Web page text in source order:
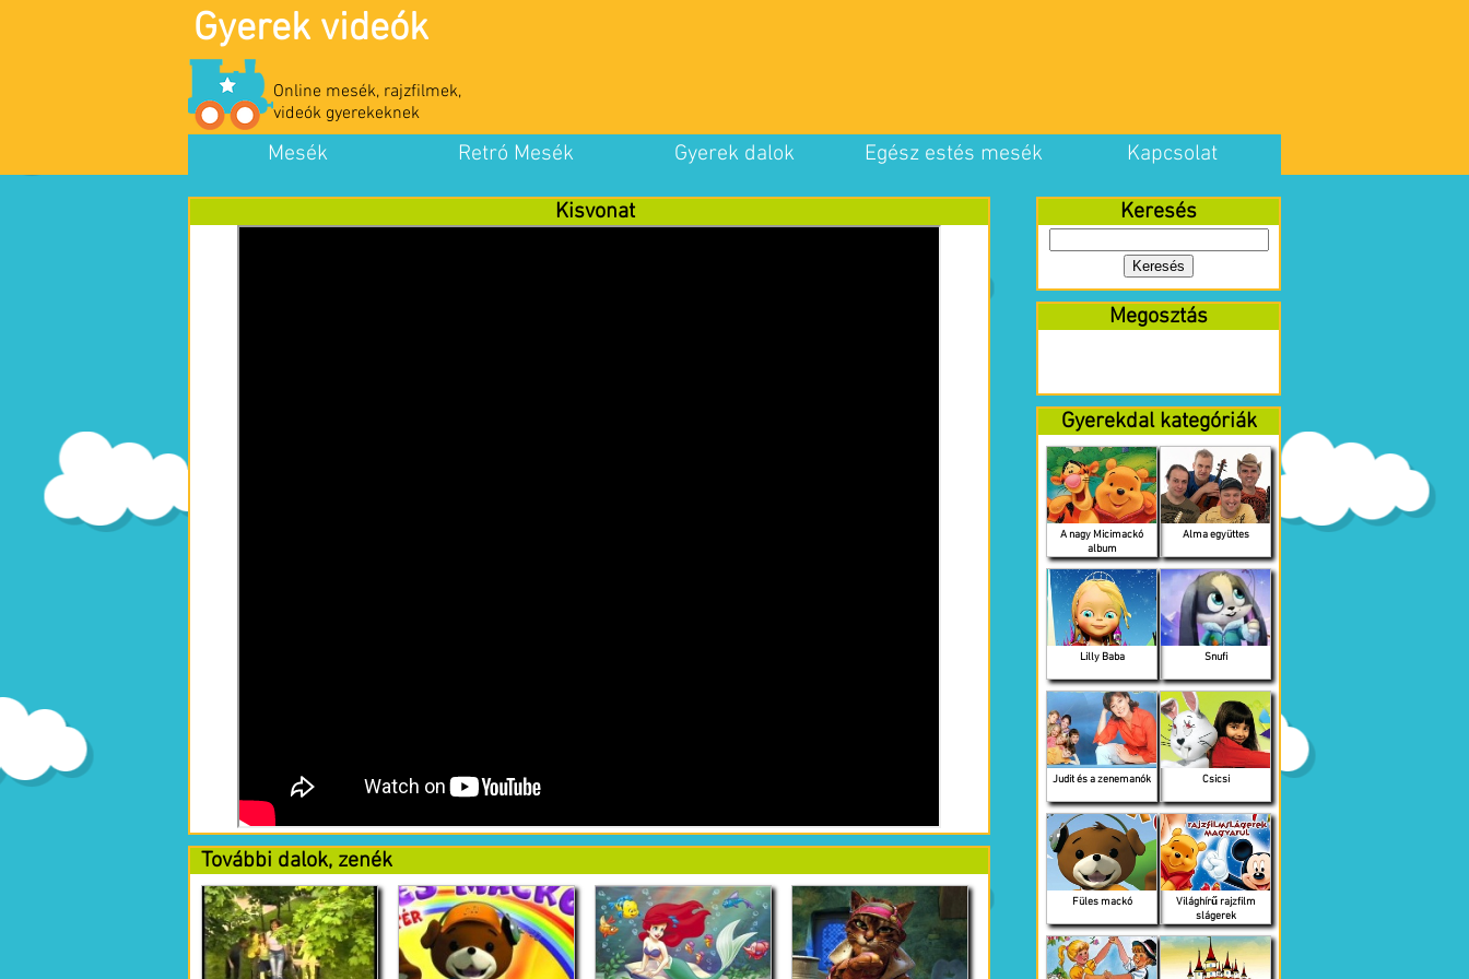
Gyerek videók
Online mesék, rajzfilmek,
videók gyerekeknek
Mesék Retró Mesék Gyerek dalok Egész estés mesék Kapcsolat
Kisvonat
További dalok, zenék
Keresés
Megosztás
Gyerekdal kategóriák
A nagy Micimackó
album
Alma együttes
Lilly Baba Snufi
Judit és a zenemanók Csicsi
Füles mackó
Világhírű rajzfilm
slágerek